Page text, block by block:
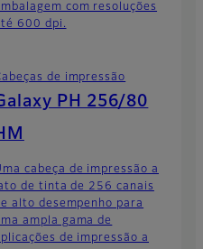
com resoluções
600 dpi.
de impressão
PH 256/80
cabeça de impressão a
de tinta de 256 canais
alto desempenho para
ampla gama de
de impressão a